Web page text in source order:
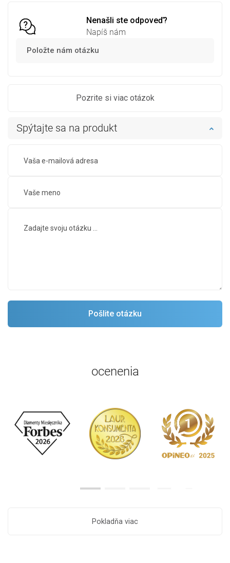
Nenašli ste odpoveď?
Napíš nám
Položte nám otázku
Pozrite si viac otázok
Spýtajte sa na produkt
ocenenia
Pokladňa viac